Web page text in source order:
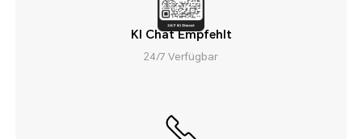
KI Chat Empfehlt
24/7 Verfügbar